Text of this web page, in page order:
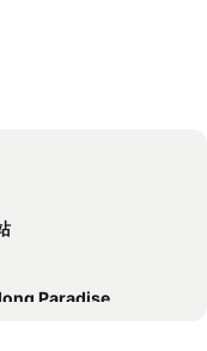
Paradise